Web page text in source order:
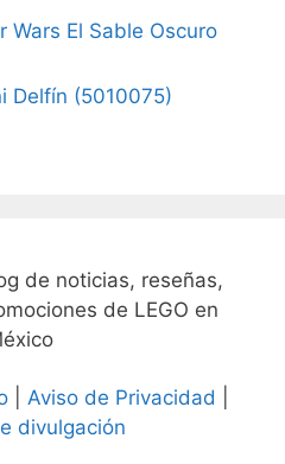
Wars El Sable Oscuro
Delfín (5010075)
de noticias, reseñas,
de LEGO en
Aviso de Privacidad
divulgación